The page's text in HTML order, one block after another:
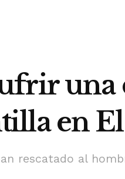
una
en
rescatado al